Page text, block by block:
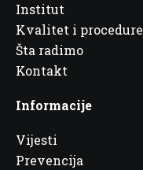
Institut
Kvalitet i procedure
Šta radimo
Kontakt
Informacije
Vijesti
Prevencija